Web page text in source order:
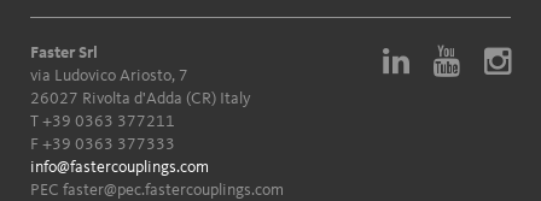
Faster Srl
via Ludovico Ariosto, 7
26027 Rivolta d'Adda (CR) Italy
T +39 0363 377211
F +39 0363 377333
info@fastercouplings.com
PEC faster@pec.fastercouplings.com